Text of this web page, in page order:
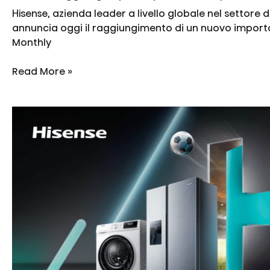
Hisense, azienda leader a livello globale nel
annuncia oggi il raggiungimento di un nuovo
Monthly
Hisense
posto
nelle
livello
globale
Read More »